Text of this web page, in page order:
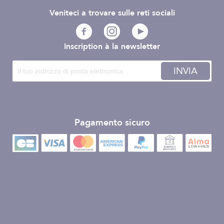
Inscription à la newsletter
INVIA
Pagamento sicuro
Veniteci a trovare sulle reti sociali